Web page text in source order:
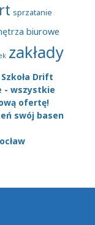
sprzatanie
biurowe
zakłady
Drift
- wszystkie
ofertę!
swój basen